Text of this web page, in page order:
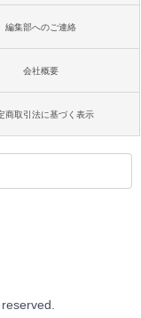
編集部へのご連絡
会社概要
商取引法に基づく表示